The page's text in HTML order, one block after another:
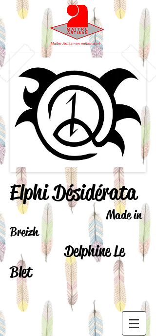
Elphi Désidérata
Made in
Breizh
Delphine Le
Blet